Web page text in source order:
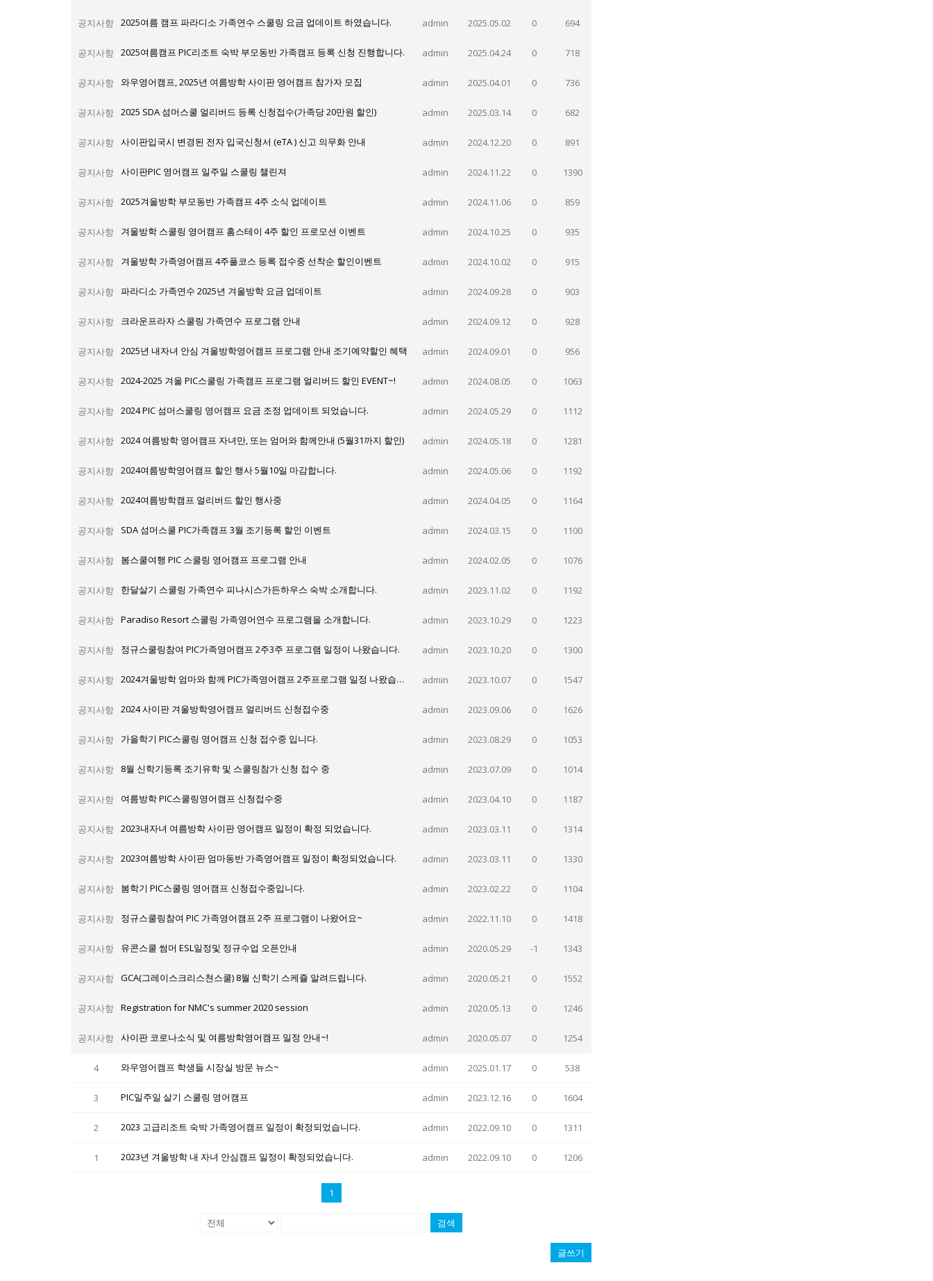
공지사항 2025여름 캠프 파라디소 가족연수 스쿨링 요금 업데이트 하였습니다. admin 2025.05.02 0 694
공지사항 2025여름캠프 PIC리조트 숙박 부모동반 가족캠프 등록 신청 진행합니다. admin 2025.04.24 0 718
공지사항 와우영어캠프, 2025년 여름방학 사이판 영어캠프 참가자 모집 admin 2025.04.01 0 736
공지사항 2025 SDA 섬머스쿨 얼리버드 등록 신청접수(가족당 20만원 할인) admin 2025.03.14 0 682
공지사항 사이판입국시 변경된 전자 입국신청서 (eTA ) 신고 의무화 안내 admin 2024.12.20 0 891
공지사항 사이판PIC 영어캠프 일주일 스쿨링 챌린져 admin 2024.11.22 0 1390
공지사항 2025겨울방학 부모동반 가족캠프 4주 소식 업데이트 admin 2024.11.06 0 859
공지사항 겨울방학 스쿨링 영어캠프 홈스테이 4주 할인 프로모션 이벤트 admin 2024.10.25 0 935
공지사항 겨울방학 가족영어캠프 4주풀코스 등록 접수중 선착순 할인이벤트 admin 2024.10.02 0 915
공지사항 파라디소 가족연수 2025년 겨울방학 요금 업데이트 admin 2024.09.28 0 903
공지사항 크라운프라자 스쿨링 가족연수 프로그램 안내 admin 2024.09.12 0 928
공지사항 2025년 내자녀 안심 겨울방학영어캠프 프로그램 안내 조기예약할인 혜택 admin 2024.09.01 0 956
공지사항 2024-2025 겨울 PIC스쿨링 가족캠프 프로그램 얼리버드 할인 EVENT~! admin 2024.08.05 0 1063
공지사항 2024 PIC 섬머스쿨링 영어캠프 요금 조정 업데이트 되었습니다. admin 2024.05.29 0 1112
공지사항 2024 여름방학 영어캠프 자녀만, 또는 엄머와 함께안내 (5월31까지 할인) admin 2024.05.18 0 1281
공지사항 2024여름방학영어캠프 할인 행사 5월10일 마감합니다. admin 2024.05.06 0 1192
공지사항 2024여름방학캠프 얼리버드 할인 행사중 admin 2024.04.05 0 1164
공지사항 SDA 섬머스쿨 PIC가족캠프 3월 조기등록 할인 이벤트 admin 2024.03.15 0 1100
공지사항 봄스쿨여행 PIC 스쿨링 영어캠프 프로그램 안내 admin 2024.02.05 0 1076
공지사항 한달살기 스쿨링 가족연수 피나시스가든하우스 숙박 소개합니다. admin 2023.11.02 0 1192
공지사항 Paradiso Resort 스쿨링 가족영어연수 프로그램을 소개합니다. admin 2023.10.29 0 1223
공지사항 정규스쿨링참여 PIC가족영어캠프 2주3주 프로그램 일정이 나왔습니다. admin 2023.10.20 0 1300
공지사항 2024겨울방학 엄마와 함께 PIC가족영어캠프 2주프로그램 일정 나왔습니다. admin 2023.10.07 0 1547
공지사항 2024 사이판 겨울방학영어캠프 얼리버드 신청접수중 admin 2023.09.06 0 1626
공지사항 가을학기 PIC스쿨링 영어캠프 신청 접수중 입니다. admin 2023.08.29 0 1053
공지사항 8월 신학기등록 조기유학 및 스쿨링참가 신청 접수 중 admin 2023.07.09 0 1014
공지사항 여름방학 PIC스쿨링영어캠프 신청접수중 admin 2023.04.10 0 1187
공지사항 2023내자녀 여름방학 사이판 영어캠프 일정이 확정 되었습니다. admin 2023.03.11 0 1314
공지사항 2023여름방학 사이판 엄마동반 가족영어캠프 일정이 확정되었습니다. admin 2023.03.11 0 1330
공지사항 봄학기 PIC스쿨링 영어캠프 신청접수중입니다. admin 2023.02.22 0 1104
공지사항 정규스쿨링참여 PIC 가족영어캠프 2주 프로그램이 나왔어요~ admin 2022.11.10 0 1418
공지사항 유콘스쿨 썸머 ESL일정및 정규수업 오픈안내 admin 2020.05.29 -1 1343
공지사항 GCA(그레이스크리스쳔스쿨) 8월 신학기 스케쥴 알려드립니다. admin 2020.05.21 0 1552
공지사항 Registration for NMC's summer 2020 session admin 2020.05.13 0 1246
공지사항 사이판 코로나소식 및 여름방학영어캠프 일정 안내~! admin 2020.05.07 0 1254
4 와우영어캠프 학생들 시장실 방문 뉴스~ admin 2025.01.17 0 538
3 PIC일주일 살기 스쿨링 영어캠프 admin 2023.12.16 0 1604
2 2023 고급리조트 숙박 가족영어캠프 일정이 확정되었습니다. admin 2022.09.10 0 1311
1 2023년 겨울방학 내 자녀 안심캠프 일정이 확정되었습니다. admin 2022.09.10 0 1206
1
검색
글쓰기